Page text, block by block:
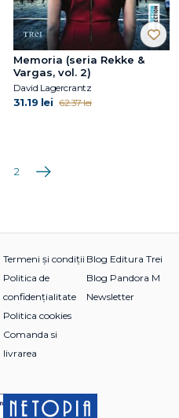
Memoria (seria Rekke &
Vargas, vol. 2)
David Lagercrantz
31.19 lei 62.37 lei
2 Următoarea
Termeni și condiții
Politica de
confidențialitate
Politica cookies
Comanda si
livrarea
Blog Editura Trei
Blog Pandora M
Newsletter